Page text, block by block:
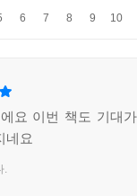
6 7 8 9 10
요 이번 책도 기대
네요